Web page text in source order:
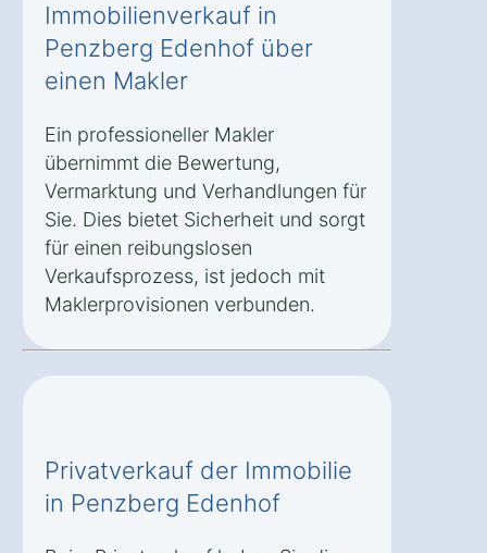
Immobilienverkauf in
Penzberg Edenhof über
einen Makler
Ein professioneller Makler
übernimmt die Bewertung,
Vermarktung und Verhandlungen für
Sie. Dies bietet Sicherheit und sorgt
für einen reibungslosen
Verkaufsprozess, ist jedoch mit
Maklerprovisionen verbunden.
Privatverkauf der Immobilie
in Penzberg Edenhof